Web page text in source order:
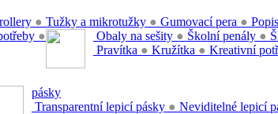
● Tužky a mikrotužky ● Gumovací pera ●
●
Obaly na sešity ● Školní penály ●
Pravítka ● Kružítka ● Kreativní
pásky
Transparentní lepicí pásky ● Neviditelné lepicí